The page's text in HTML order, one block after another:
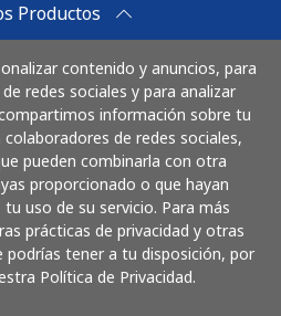
Productos
contenido y anuncios, para
redes sociales y para analizar
información sobre tu
de redes sociales,
pueden combinarla con otra
proporcionado o que hayan
uso de su servicio. Para más
prácticas de privacidad y otras
podrías tener a tu disposición, por
Política de Privacidad.
Paga con